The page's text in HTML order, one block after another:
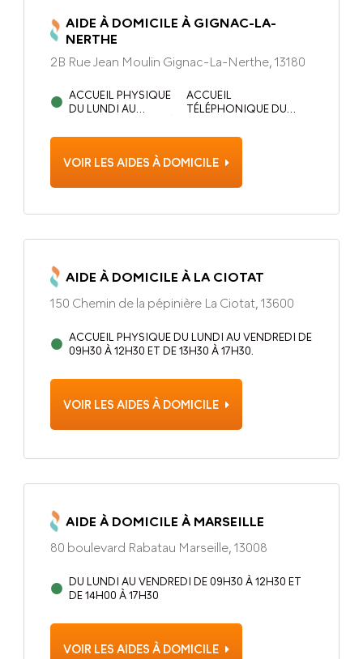
AIDE À DOMICILE À GIGNAC-LA-
NERTHE
2B Rue Jean Moulin Gignac-La-Nerthe, 13180
ACCUEIL PHYSIQUE
DU LUNDI AU
12H30 ET 14H00 À
ACCUEIL
TÉLÉPHONIQUE DU
8H30 À 12H30 ET 14H00
VOIR LES AIDES À DOMICILE
AIDE À DOMICILE À LA CIOTAT
150 Chemin de la pépinière La Ciotat, 13600
ACCUEIL PHYSIQUE DU LUNDI AU VENDREDI DE
09H30 À 12H30 ET DE 13H30 À 17H30.
VOIR LES AIDES À DOMICILE
AIDE À DOMICILE À MARSEILLE
80 boulevard Rabatau Marseille, 13008
DU LUNDI AU VENDREDI DE 09H30 À 12H30 ET
DE 14H00 À 17H30
VOIR LES AIDES À DOMICILE